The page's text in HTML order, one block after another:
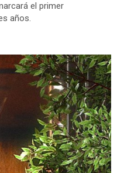
el primer
años.